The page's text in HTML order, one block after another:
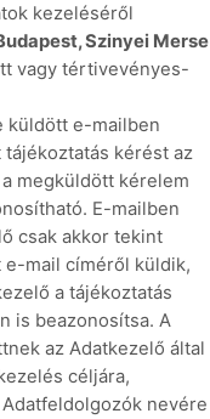
kezeléséről
Szinyei Merse
vagy tértivevényes-
küldött e-mailben
kérést az
megküldött kérelem
E-mailben
csak akkor tekint
mail címéről küldik,
a tájékoztatás
is beazonosítsa. A
az Adatkezelő által
céljára,
nevére